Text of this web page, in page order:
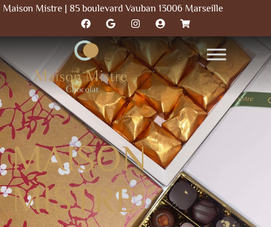
Maison Mistre | 85 boulevard Vauban 13006 Marseille
MAISON
MISTRE